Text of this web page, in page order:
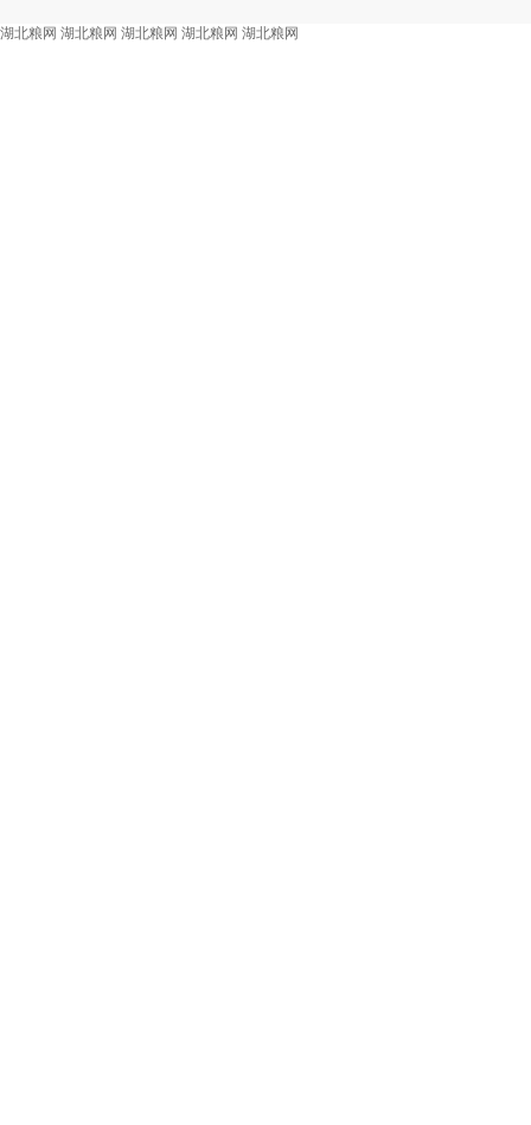
湖北粮网 湖北粮网 湖北粮网 湖北粮网 湖北粮网